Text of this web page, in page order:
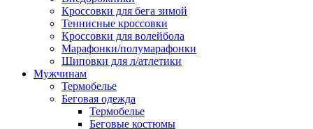
Кроссовки для бега зимой
Теннисные кроссовки
Кроссовки для волейбола
Марафонки/полумарафонки
Шиповки для л/атлетики
Мужчинам
Термобелье
Беговая одежда
Термобелье
Беговые костюмы